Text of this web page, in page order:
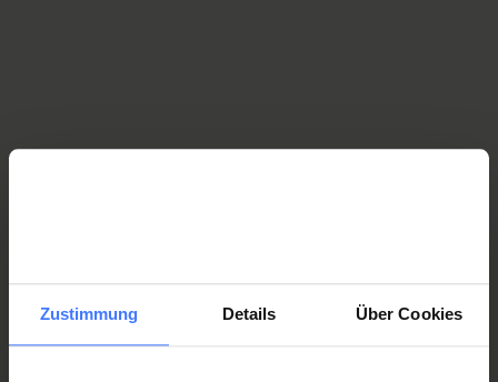
Zustimmung Details Über Cookies
Our specialists